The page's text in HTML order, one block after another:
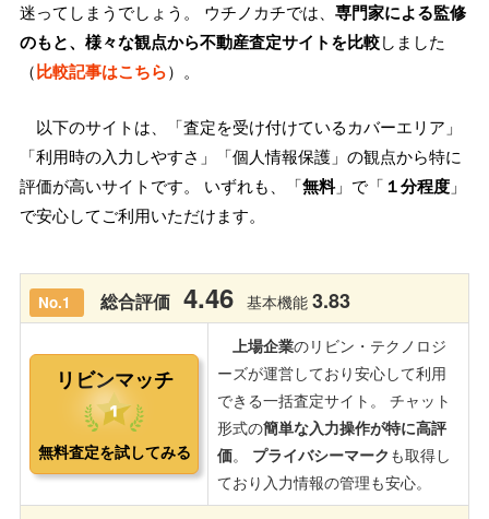
迷ってしまうでしょう。 ウチノカチでは、 専門家による監修
のもと、様々な観点から不動産査定サイトを比較しました
（比較記事はこちら）。
以下のサイトは、「査定を受け付けているカバーエリア」
「利用時の入力しやすさ」「個人情報保護」の観点から特に
評価が高いサイトです。 いずれも、「無料」で「 １分程度 」
で安心してご利用いただけます。